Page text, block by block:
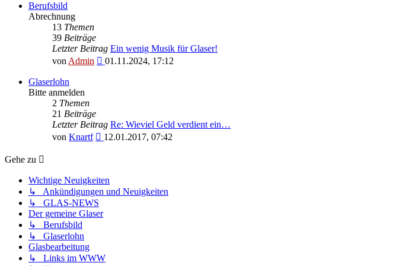
Berufsbild
Abrechnung
13 Themen
39 Beiträge
Letzter Beitrag Ein wenig Musik für Glaser!
von Admin
Neuester
01.11.2024, 17:12
Glaserlohn
Bitte anmelden
2 Themen
21 Beiträge
Letzter Beitrag Re: Wieviel Geld verdient ein…
von Knartf
Neuester
12.01.2017, 07:42
Gehe zu
Wichtige Neuigkeiten
↳ Ankündigungen und Neuigkeiten
↳ GLAS-NEWS
Der gemeine Glaser
↳ Berufsbild
↳ Glaserlohn
Glasbearbeitung
↳ Links im WWW